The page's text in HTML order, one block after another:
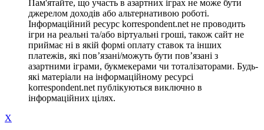
Пам'ятайте, що участь в азартних іграх не може бути
джерелом доходів або альтернативою роботі.
Інформаційний ресурс korrespondent.net не проводить
ігри на реальні та/або віртуальні гроші, також сайт не
приймає ні в якій формі оплату ставок та інших
платежів, які пов’язані/можуть бути пов’язані з
азартними іграми, букмекерами чи тоталізаторами. Будь-
які матеріали на інформаційному ресурсі
korrespondent.net публікуються виключно в
інформаційних цілях.
X